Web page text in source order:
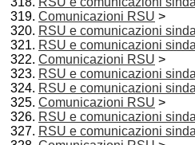
Comunicazioni RSU >
RSU e comunicazioni
RSU e comunicazioni
Comunicazioni RSU >
RSU e comunicazioni
RSU e comunicazioni
Comunicazioni RSU >
RSU e comunicazioni
RSU e comunicazioni